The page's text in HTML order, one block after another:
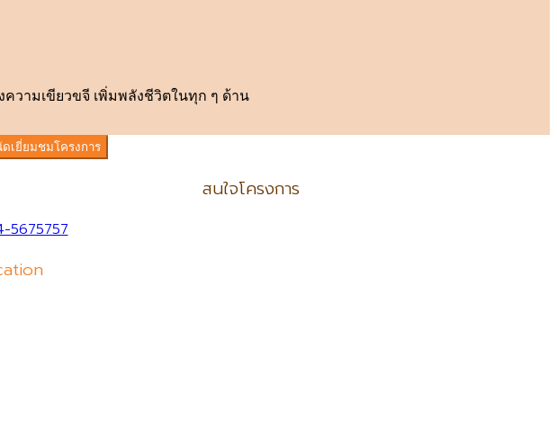
ามเขียวขจี เพิ่มพลังชีวิตในทุก ๆ ด้าน
เยี่ยมชมโครงการ
สนใจโครงการ
5675757